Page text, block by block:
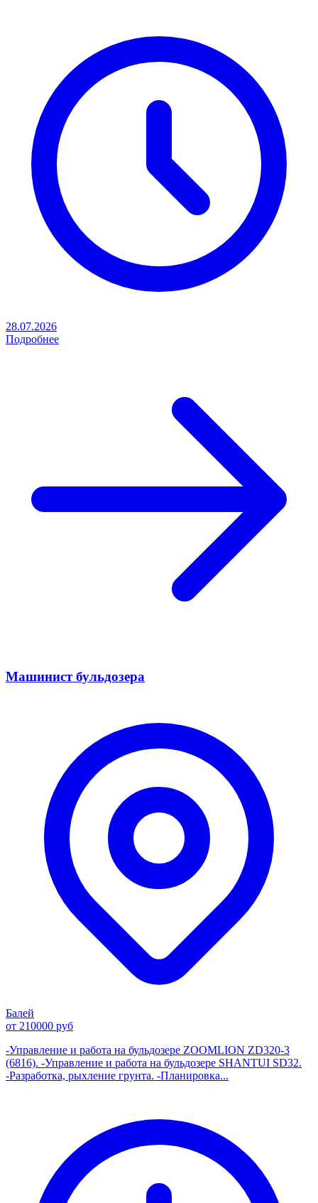
28.07.2026
Подробнее
Машинист бульдозера
Балей
от 210000 руб
-Управление и работа на бульдозере ZOOMLION ZD320-3
(6816). -Управление и работа на бульдозере SHANTUI SD32.
-Разработка, рыхление грунта. -Планировка...